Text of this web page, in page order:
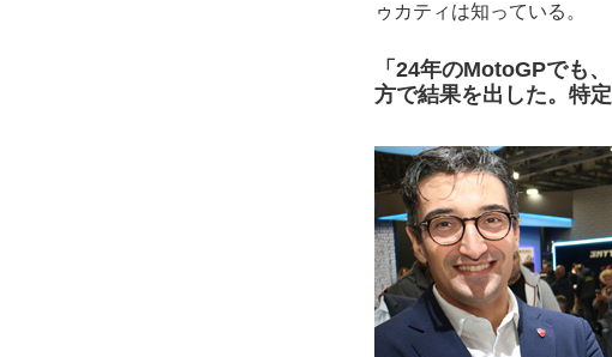
ゥカティは知っている。
「24年のMotoGPでも
方で結果を出した。特